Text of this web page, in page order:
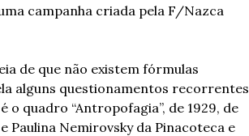
campanha criada pela F/Nazca
de que não existem fórmulas
alguns questionamentos recorrentes
quadro “Antropofagia”, de 1929, de
Paulina Nemirovsky da Pinacoteca e